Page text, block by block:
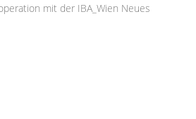
mit der IBA_Wien Neues